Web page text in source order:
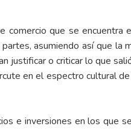
que se encuentra
asumiendo así que la
o criticar lo que
en el espectro cultural
e inversiones en los que